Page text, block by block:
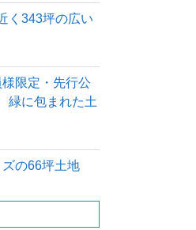
く343坪の広い
限定・先行公
緑に包まれた土
の66坪土地